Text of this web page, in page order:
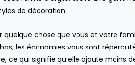
de décoration.
chose que vous et votre
les économies vous sont
ce qui signifie qu’elle ajoute moins